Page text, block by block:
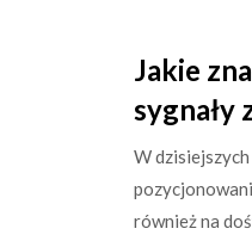
Jakie
sygnały
W
również na